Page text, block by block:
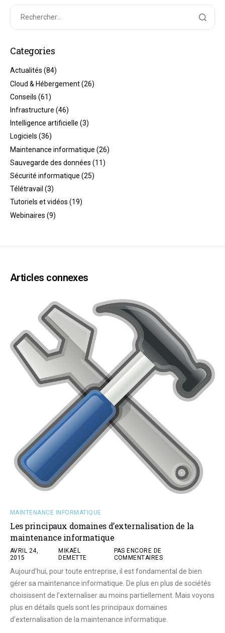
Categories
Actualités (84)
Cloud & Hébergement(26)
Conseils (61)
Infrastructure (46)
Intelligence artificielle (3)
Logiciels (36)
Maintenance informatique (26)
Sauvegarde des données (11)
Sécurité informatique (25)
Télétravail (3)
Tutoriels et vidéos (19)
Webinaires (9)
Articles connexes
MAINTENANCE INFORMATIQUE
Les principaux domaines d’externalisation de la
maintenance informatique
AVRIL 24,
2015
MIKAËL
DEMETTE
PAS ENCORE DE
COMMENTAIRES
Aujourd’hui, pour toute entreprise, il est fondamental de bien
gérer sa maintenance informatique. De plus en plus de sociétés
choisissent de l’externaliser au moins partiellement. Mais voyons
plus en détails quels sont les principaux domaines
d’externalisation de la maintenance informatique.